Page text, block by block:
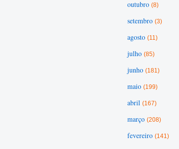
outubro (8)
setembro (3)
agosto (11)
julho (85)
junho (181)
maio (199)
abril (167)
março (208)
fevereiro (141)